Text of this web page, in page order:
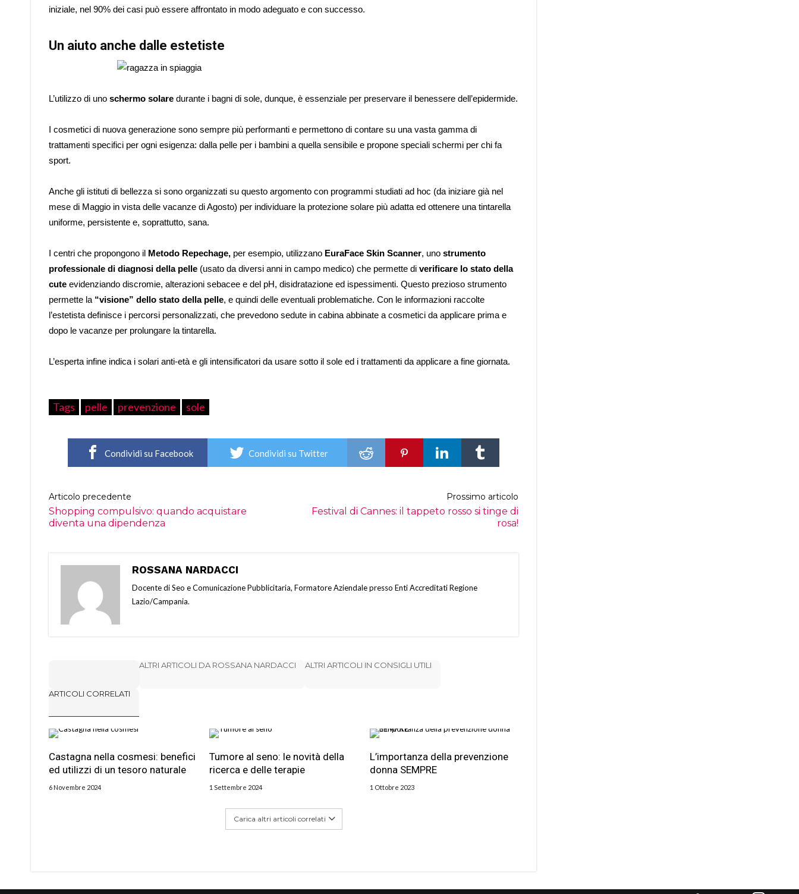
iniziale, nel 90% dei casi può essere affrontato in modo adeguato e con successo.
Un aiuto anche dalle estetiste
L’utilizzo di uno schermo solare durante i bagni di sole, dunque, è essenziale per preservare il benessere dell’epidermide.
I cosmetici di nuova generazione sono sempre più performanti e permettono di contare su una vasta gamma di
trattamenti specifici per ogni esigenza: dalla pelle per i bambini a quella sensibile e propone speciali schermi per chi fa
sport.
Anche gli istituti di bellezza si sono organizzati su questo argomento con programmi studiati ad hoc (da iniziare già nel
mese di Maggio in vista delle vacanze di Agosto) per individuare la protezione solare più adatta ed ottenere una tintarella
uniforme, persistente e, soprattutto, sana.
I centri che propongono il Metodo Repechage, per esempio, utilizzano EuraFace Skin Scanner, uno strumento
professionale di diagnosi della pelle (usato da diversi anni in campo medico) che permette di verificare lo stato della
cute evidenziando discromie, alterazioni sebacee e del pH, disidratazione ed ispessimenti. Questo prezioso strumento
permette la “visione” dello stato della pelle, e quindi delle eventuali problematiche. Con le informazioni raccolte
l’estetista definisce i percorsi personalizzati, che prevedono sedute in cabina abbinate a cosmetici da applicare prima e
dopo le vacanze per prolungare la tintarella.
L’esperta infine indica i solari anti-età e gli intensificatori da usare sotto il sole ed i trattamenti da applicare a fine giornata.
Tags pelle prevenzione sole
Condividi su Facebook Condividi su Twitter
Articolo precedente
Shopping compulsivo: quando acquistare
diventa una dipendenza
Prossimo articolo
Festival di Cannes: il tappeto rosso si tinge di
rosa!
ROSSANA NARDACCI
Docente di Seo e Comunicazione Pubblicitaria, Formatore Aziendale presso Enti Accreditati Regione
Lazio/Campania.
ARTICOLI CORRELATI
ALTRI ARTICOLI DA ROSSANA NARDACCI ALTRI ARTICOLI IN CONSIGLI UTILI
Castagna nella cosmesi: benefici
ed utilizzi di un tesoro naturale
6 Novembre 2024
Tumore al seno: le novità della
ricerca e delle terapie
1 Settembre 2024
L’importanza della prevenzione
donna SEMPRE
1 Ottobre 2023
Carica altri articoli correlati